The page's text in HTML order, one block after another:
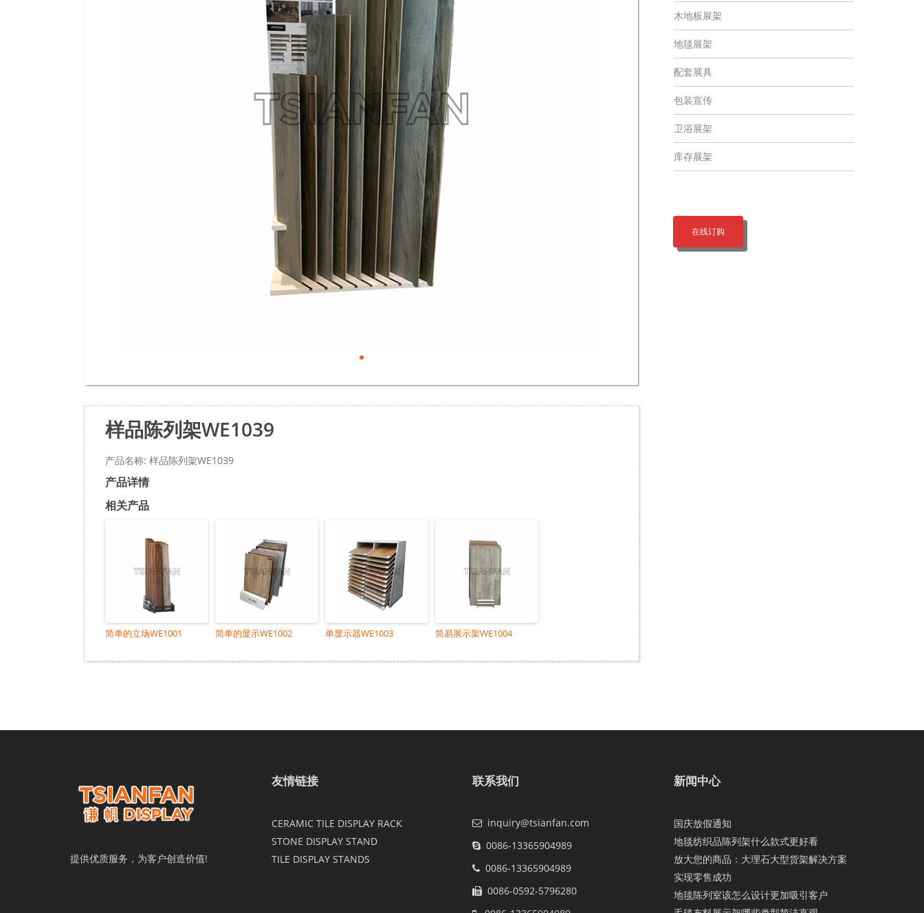
样品陈列架WE1039
产品名称: 样品陈列架WE1039
产品详情
相关产品
简单的立场WE1001 简单的显示WE1002 单显示器WE1003 简易展示架WE1004
木地板展架
地毯展架
配套展具
包装宣传
卫浴展架
库存展架
在线订购
提供优质服务，为客户创造价值!
友情链接
CERAMIC TILE DISPLAY RACK
STONE DISPLAY STAND
TILE DISPLAY STANDS
联系我们
inquiry@tsianfan.com
0086-13365904989
0086-13365904989
0086-0592-5796280
新闻中心
国庆放假通知
地毯纺织品陈列架什么款式更好看
放大您的商品：大理石大型货架解决方案
实现零售成功
地毯陈列室该怎么设计更加吸引客户